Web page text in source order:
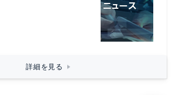
詳細を見る